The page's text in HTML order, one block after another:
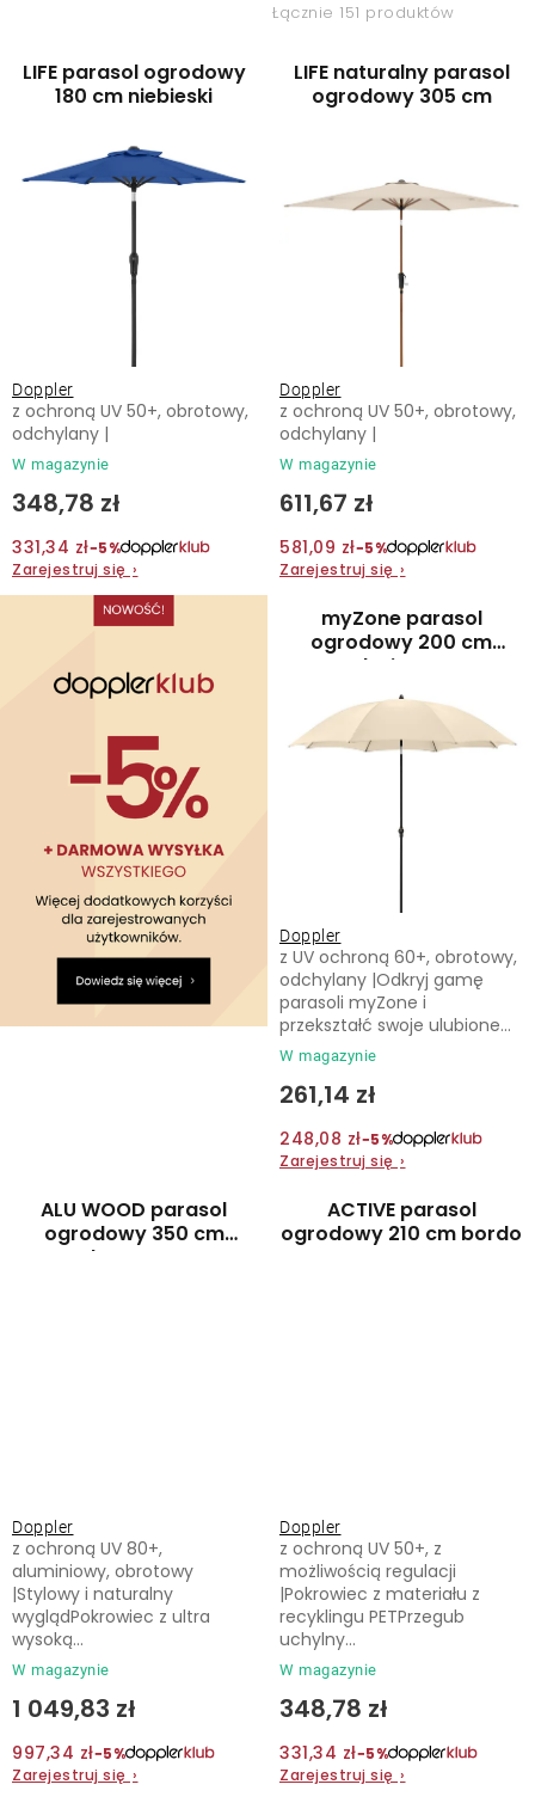
Akcesoria
Parasole
Markowane marki
O nas
Kontakt
a
o
Łącznie 151 produktów
u
k
t
ó
w
LIFE parasol ogrodowy
180 cm niebieski
Doppler
W magazynie
348,78 zł
331,34 zł−5%
Zarejestruj się ›
z ochroną UV 50+, obrotowy,
odchylany |
LIFE naturalny parasol
ogrodowy 305 cm
Doppler
W magazynie
611,67 zł
581,09 zł−5%
Zarejestruj się ›
z ochroną UV 50+, obrotowy,
odchylany |
myZone parasol
ogrodowy 200 cm
beżowy
Doppler
W magazynie
261,14 zł
248,08 zł−5%
Zarejestruj się ›
z UV ochroną 60+, obrotowy,
odchylany |Odkryj gamę
parasoli myZone i
przekształć swoje ulubione...
ALU WOOD parasol
ogrodowy 350 cm
brązowy
Doppler
W magazynie
1 049,83 zł
997,34 zł−5%
Zarejestruj się ›
z ochroną UV 80+,
aluminiowy, obrotowy
|Stylowy i naturalny
wyglądPokrowiec z ultra
wysoką...
ACTIVE parasol
ogrodowy 210 cm bordo
Doppler
W magazynie
348,78 zł
331,34 zł−5%
Zarejestruj się ›
z ochroną UV 50+, z
możliwością regulacji
|Pokrowiec z materiału z
recyklingu PETPrzegub
uchylny...